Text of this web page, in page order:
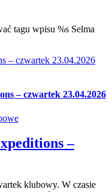
tagu wpisu %s Selma
– czwartek 23.04.2026
– czwartek 23.04.2026
–
klubowy. W czasie